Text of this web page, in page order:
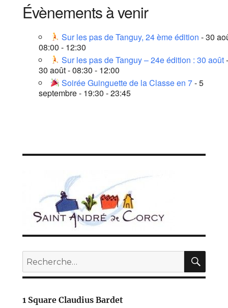
Évènements à venir
Sur les pas de Tanguy, 24 ème édition - 30
08:00 - 12:30
Sur les pas de Tanguy – 24e édition : 30 août
30 août - 08:30 - 12:00
Soirée Guinguette de la Classe en 7- 5
septembre - 19:30 - 23:45
Recherche
pour :
1 Square Claudius Bardet